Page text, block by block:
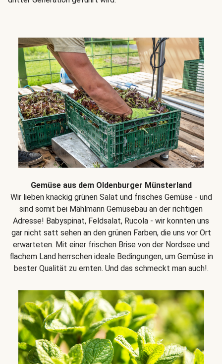
Gemüse aus dem Oldenburger Münsterland
Wir lieben knackig grünen Salat und frisches Gemüse - und
sind somit bei Mählmann Gemüsebau an der richtigen
Adresse! Babyspinat, Feldsalat, Rucola - wir konnten uns
gar nicht satt sehen an den grünen Farben, die uns vor Ort
erwarteten. Mit einer frischen Brise von der Nordsee und
flachem Land herrschen ideale Bedingungen, um Gemüse in
bester Qualität zu ernten. Und das schmeckt man auch!.